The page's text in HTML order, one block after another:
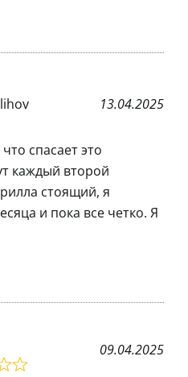
13.04.2025
спасает это
каждый второй
стоящий, я
и пока все четко. Я
09.04.2025